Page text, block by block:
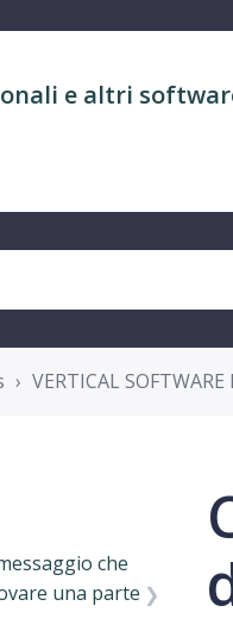
e altri
VERTICAL
che
una parte